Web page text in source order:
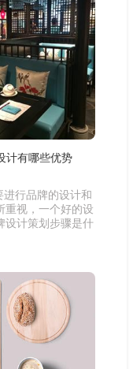
计有哪些优势
行品牌的设计和
重视，一个好的设
设计策划步骤是什